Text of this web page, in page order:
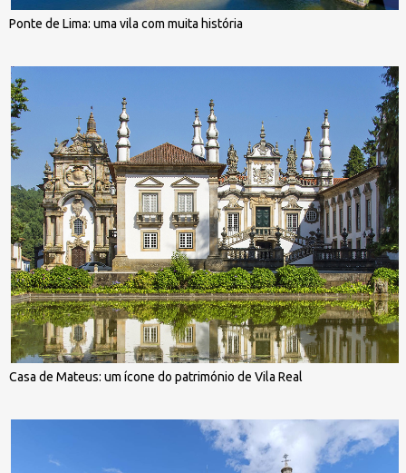
Ponte de Lima: uma vila com muita história
Casa de Mateus: um ícone do património de Vila Real